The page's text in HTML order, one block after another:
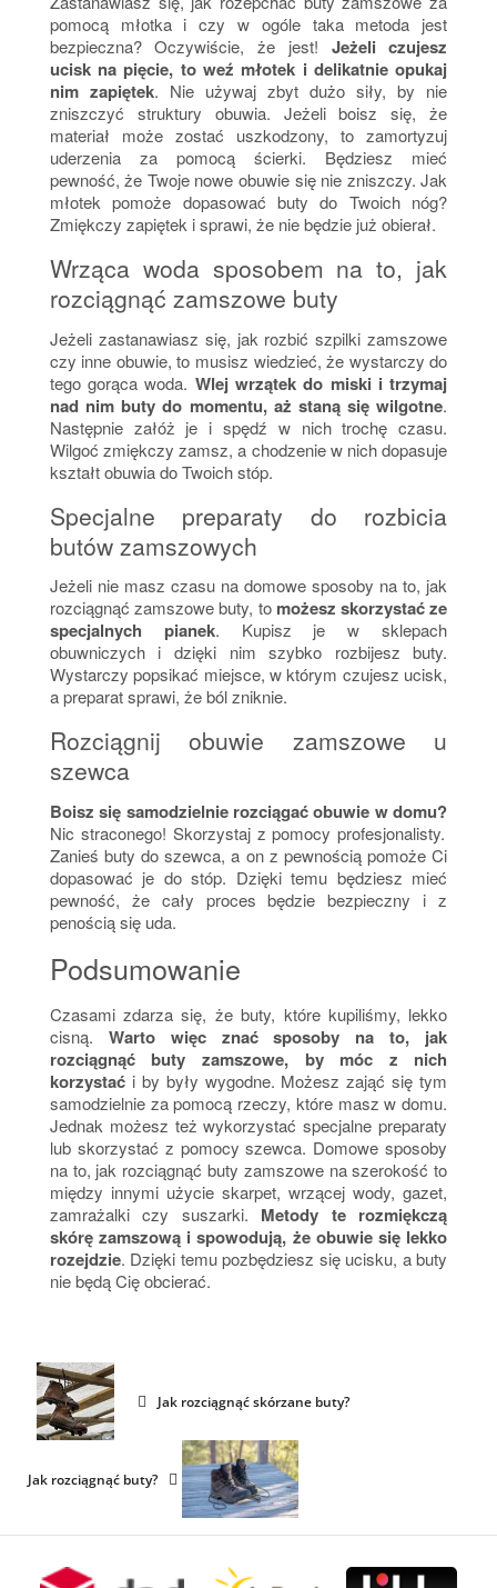
pomocą młotka i czy w ogóle taka metoda jest
bezpieczna? Oczywiście, że jest! Jeżeli czujesz
ucisk na pięcie, to weź młotek i delikatnie opukaj
nim zapiętek. Nie używaj zbyt dużo siły, by nie
zniszczyć struktury obuwia. Jeżeli boisz się, że
materiał może zostać uszkodzony, to zamortyzuj
uderzenia za pomocą ścierki. Będziesz mieć
pewność, że Twoje nowe obuwie się nie zniszczy. Jak
młotek pomoże dopasować buty do Twoich nóg?
Zmiękczy zapiętek i sprawi, że nie będzie już obierał.
Wrząca woda sposobem na to, jak
rozciągnąć zamszowe buty
Jeżeli zastanawiasz się, jak rozbić szpilki zamszowe
czy inne obuwie, to musisz wiedzieć, że wystarczy do
tego gorąca woda. Wlej wrzątek do miski i trzymaj
nad nim buty do momentu, aż staną się wilgotne.
Następnie załóż je i spędź w nich trochę czasu.
Wilgoć zmiękczy zamsz, a chodzenie w nich dopasuje
kształt obuwia do Twoich stóp.
Specjalne preparaty do rozbicia
butów zamszowych
Jeżeli nie masz czasu na domowe sposoby na to, jak
rozciągnąć zamszowe buty, to możesz skorzystać ze
specjalnych pianek. Kupisz je w sklepach
obuwniczych i dzięki nim szybko rozbijesz buty.
Wystarczy popsikać miejsce, w którym czujesz ucisk,
a preparat sprawi, że ból zniknie.
Rozciągnij obuwie zamszowe u
szewca
Boisz się samodzielnie rozciągać obuwie w domu?
Nic straconego! Skorzystaj z pomocy profesjonalisty.
Zanieś buty do szewca, a on z pewnością pomoże Ci
dopasować je do stóp. Dzięki temu będziesz mieć
pewność, że cały proces będzie bezpieczny i z
penością się uda.
Podsumowanie
Czasami zdarza się, że buty, które kupiliśmy, lekko
cisną. Warto więc znać sposoby na to, jak
rozciągnąć buty zamszowe, by móc z nich
korzystać i by były wygodne. Możesz zająć się tym
samodzielnie za pomocą rzeczy, które masz w domu.
Jednak możesz też wykorzystać specjalne preparaty
lub skorzystać z pomocy szewca. Domowe sposoby
na to, jak rozciągnąć buty zamszowe na szerokość to
między innymi użycie skarpet, wrzącej wody, gazet,
zamrażalki czy suszarki. Metody te rozmiękczą
skórę zamszową i spowodują, że obuwie się lekko
rozejdzie. Dzięki temu pozbędziesz się ucisku, a buty
nie będą Cię obcierać.
Jak rozciągnąć skórzane buty?
Jak rozciągnąć buty?